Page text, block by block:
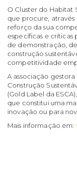
O Cluster do Habitat
que procure,
reforço da sua
específicas e críticas
de demonstração,
construção
competitividade
A associação
Construção
(Gold Label da
que constitui uma
inovação ou para
Mais informação em: